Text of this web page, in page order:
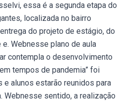
essa é a segunda etapa do
localizada no bairro
do projeto de estágio, do
Webnesse plano de aula
contempla o desenvolvimento
tempos de pandemia” foi
alunos estarão reunidos para
Webnesse sentido, a realização